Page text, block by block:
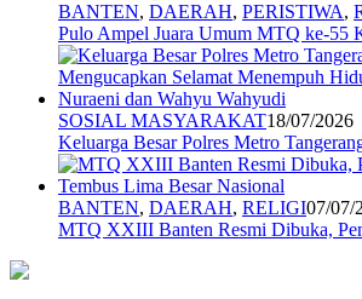
BANTEN, DAERAH, PERISTIWA,
Pulo Ampel Juara Umum MTQ ke-55
SOSIAL MASYARAKAT18/07/2026
Keluarga Besar Polres Metro
BANTEN, DAERAH, RELIGI07/07/
MTQ XXIII Banten Resmi Dibuka,